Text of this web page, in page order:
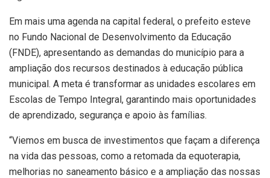
Em mais uma agenda na capital federal, o prefeito esteve
no Fundo Nacional de Desenvolvimento da Educação
(FNDE), apresentando as demandas do município para a
ampliação dos recursos destinados à educação pública
municipal. A meta é transformar as unidades escolares em
Escolas de Tempo Integral, garantindo mais oportunidades
de aprendizado, segurança e apoio às famílias.
“Viemos em busca de investimentos que façam a diferença
na vida das pessoas, como a retomada da equoterapia,
melhorias no saneamento básico e a ampliação das nossas